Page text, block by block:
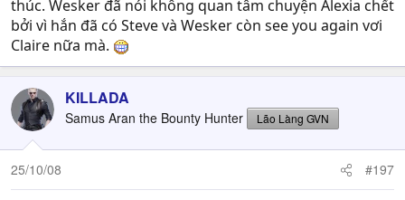
thúc. Wesker đã nói không quan tâm chuyện Alexia chết
bởi vì hắn đã có Steve và Wesker còn see you again vơi
Claire nữa mà.
KILLADA
Samus Aran the Bounty Hunter Lão Làng GVN
25/10/08 #197